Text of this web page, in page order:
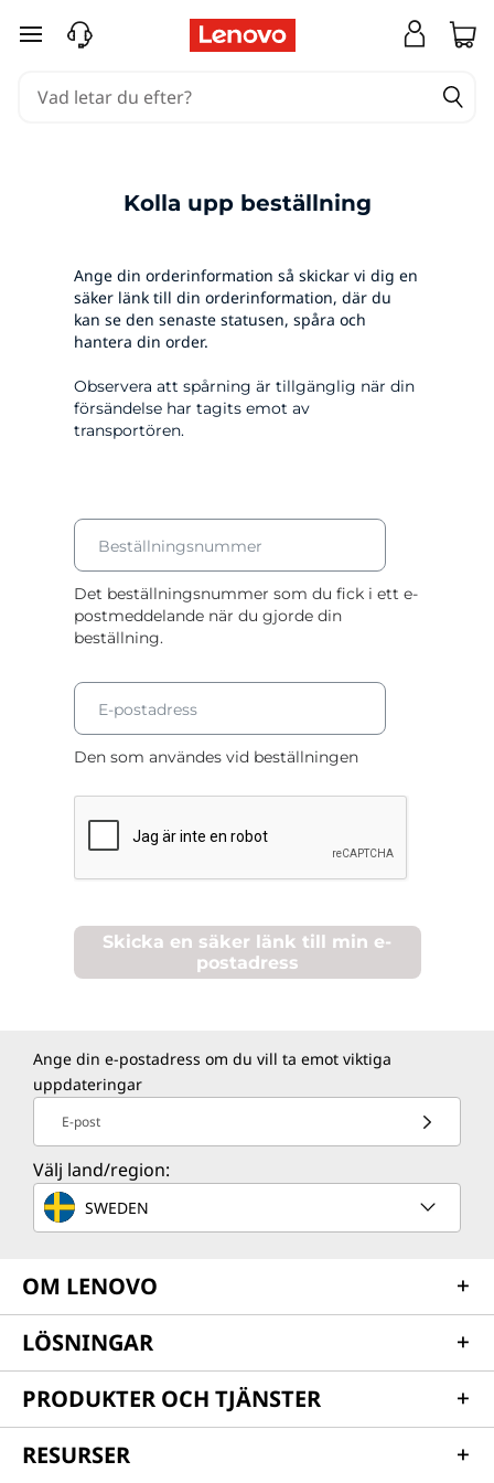
Thoppa vidare till huvudinnehållet
Kolla upp beställning
Ange din orderinformation så skickar vi dig en
säker länk till din orderinformation, där du
kan se den senaste statusen, spåra och
hantera din order.
Observera att spårning är tillgänglig när din
försändelse har tagits emot av
transportören.
Beställningsnummer
Det beställningsnummer som du fick i ett e-
postmeddelande när du gjorde din
beställning.
E-postadress
Den som användes vid beställningen
Skicka en säker länk till min e-
postadress
Ange din e-postadress om du vill ta emot viktiga
uppdateringar
E-post
Välj land/region:
SWEDEN
OM LENOVO
LÖSNINGAR
PRODUKTER OCH TJÄNSTER
RESURSER